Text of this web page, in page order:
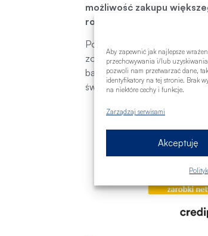
Aby zapewnić jak najlepsze
przechowywania i/lub
pozwoli nam przetwarzać dane,
identyfikatory na tej stronie. Brak
na niektóre cechy i funkcje.
Zarządzaj serwisami
Akceptuję
możliwość zakupu
roku? Sprawdzamy!
Podstawą do wyliczenia
zobowiązania czy ilość osób
banków uwzględnia także
świadczenia z 500 zł na